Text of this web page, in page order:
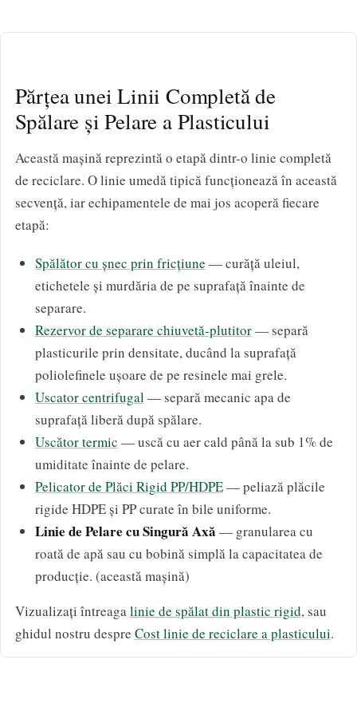
Părțea unei Linii Completă de
Spălare și Pelare a Plasticului
Această mașină reprezintă o etapă dintr-o linie completă
de reciclare. O linie umedă tipică funcționează în această
secvență, iar echipamentele de mai jos acoperă fiecare
etapă:
Spălător cu șnec prin fricțiune — curăță uleiul,
etichetele și murdăria de pe suprafață înainte de
separare.
Rezervor de separare chiuvetă-plutitor— separă
plasticurile prin densitate, ducând la suprafață
poliolefinele ușoare de pe resinele mai grele.
Uscator centrifugal— separă mecanic apa de
suprafață liberă după spălare.
Uscător termic — uscă cu aer cald până la sub 1% de
umiditate înainte de pelare.
Pelicator de Plăci Rigid PP/HDPE— peliază plăcile
rigide HDPE și PP curate în bile uniforme.
Linie de Pelare cu Singură Axă — granularea cu
roată de apă sau cu bobină simplă la capacitatea de
producție. (această mașină)
Vizualizați întreagalinie de spălat din plastic rigid, sau
ghidul nostru despre Cost linie de reciclare a plasticului.